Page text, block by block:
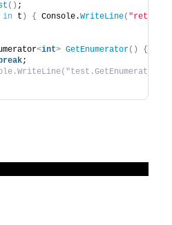
() ;
in t ) { Console.WriteLine( "return
<int> GetEnumerator()
{
;